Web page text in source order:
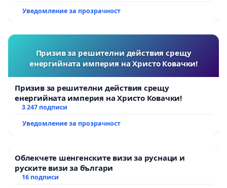
Уведомление за прозрачност
Призив за решителни действия срещу
енергийната империя на Христо Ковачки!
Призив за решителни действия срещу
енергийната империя на Христо Ковачки!
3 247 подписи
Уведомление за прозрачност
Облекчете шенгенските визи за руснаци и
руските визи за българи
16 подписи